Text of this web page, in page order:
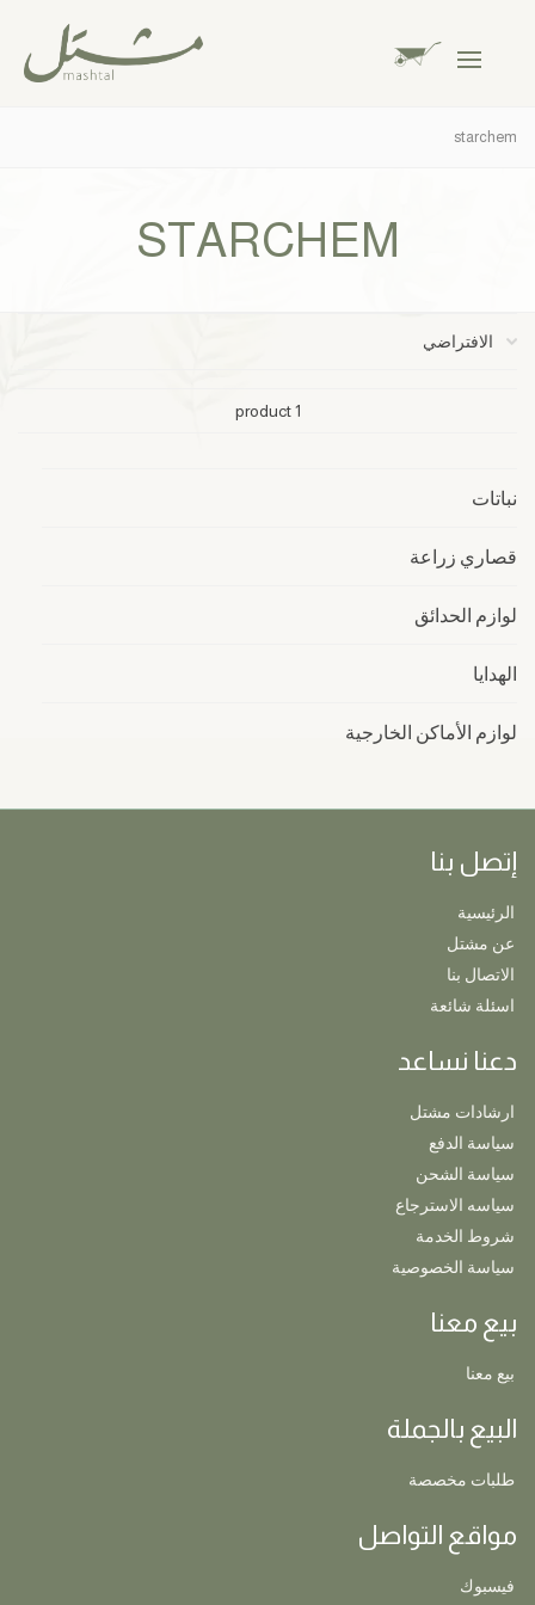
starchem
STARCHEM
1 product
نباتات
قصاري زراعة
لوازم الحدائق
الهدايا
لوازم الأماكن الخارجية
إتصل بنا
الرئيسية
عن مشتل
الاتصال بنا
اسئلة شائعة
دعنا نساعد
ارشادات مشتل
سياسة الدفع
سياسة الشحن
سياسه الاسترجاع
شروط الخدمة
سياسة الخصوصية
بيع معنا
بيع معنا
البيع بالجملة
طلبات مخصصة
مواقع التواصل
فيسبوك